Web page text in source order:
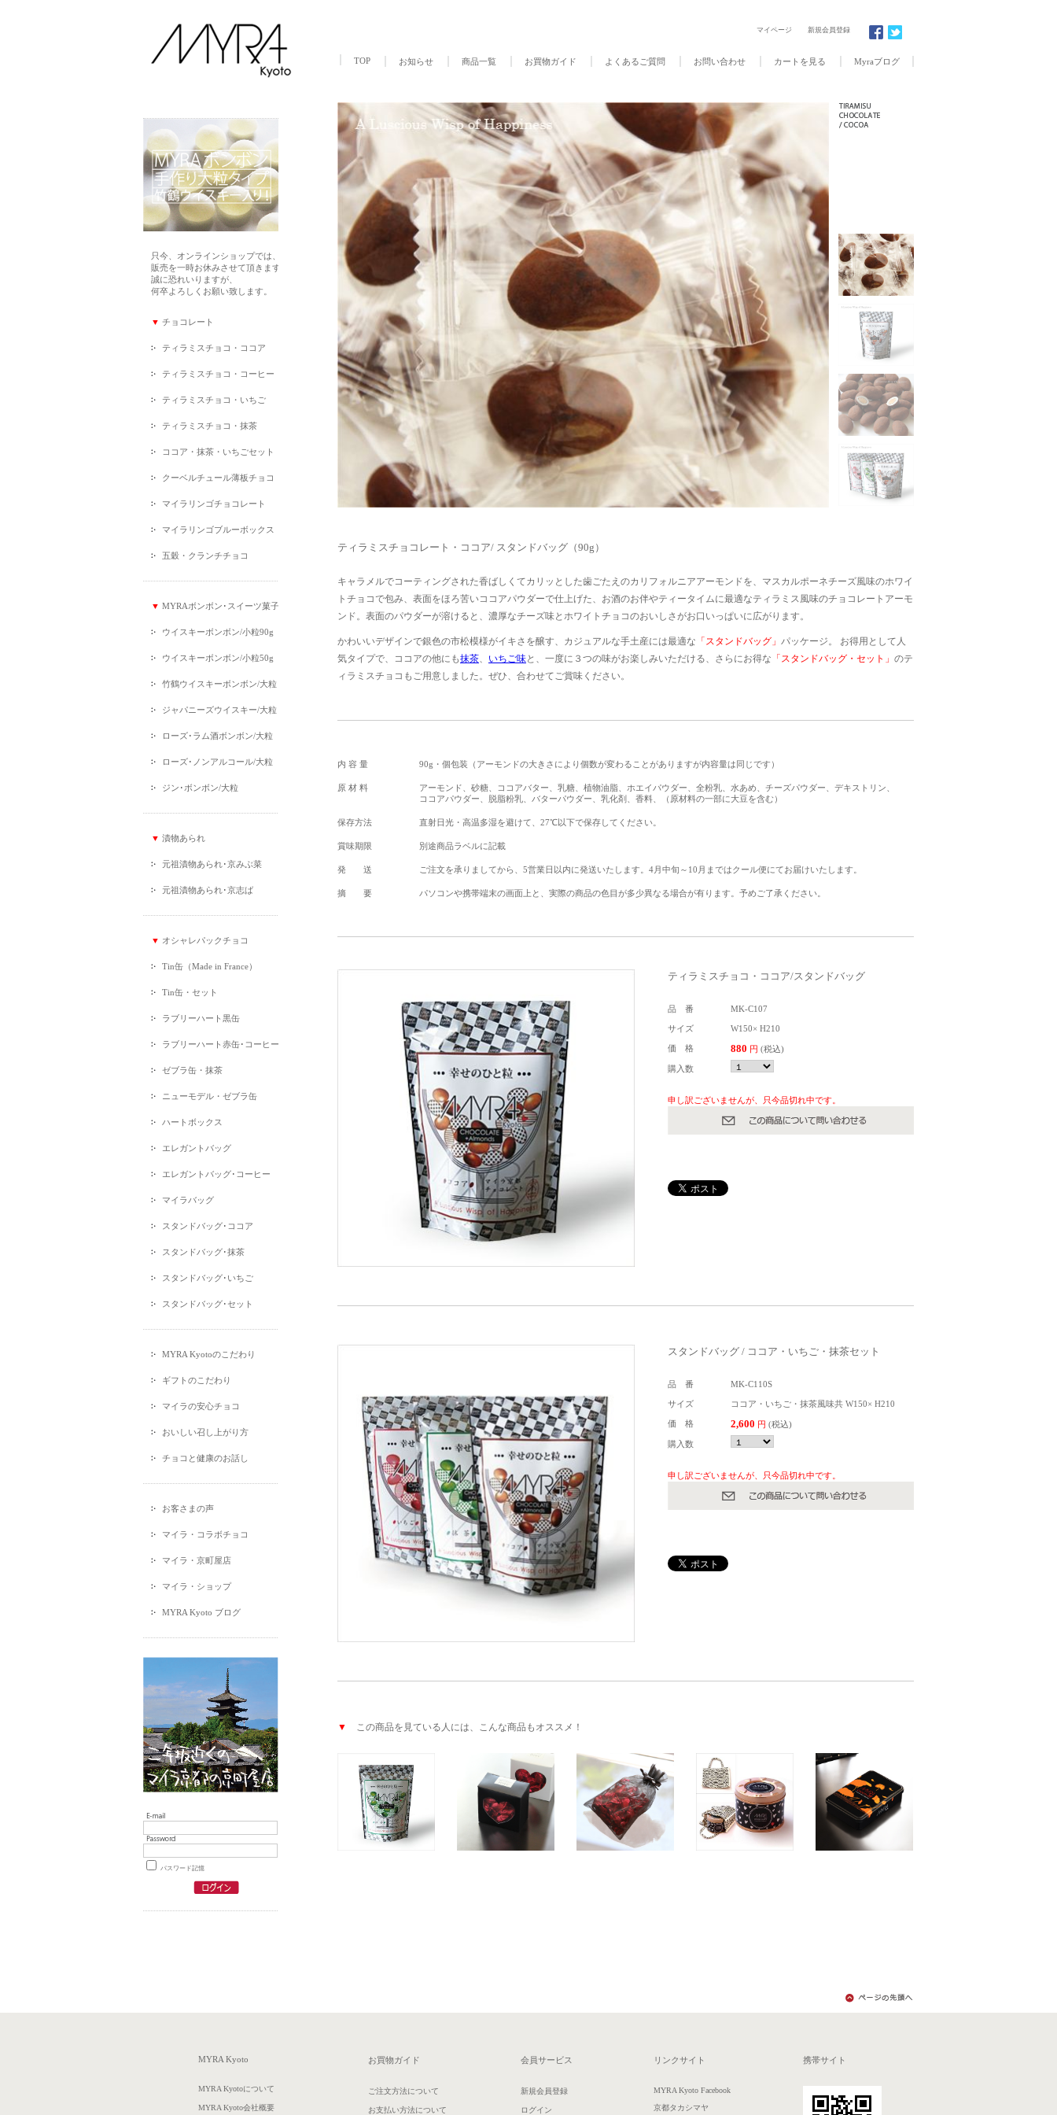
マイページ 新規会員登録
TOP お知らせ 商品一覧 お買物ガイド よくあるご質問 お問い合わせ カートを見る Myraブログ
只今、オンラインショップでは、
販売を一時お休みさせて頂きます。
誠に恐れいりますが、
何卒よろしくお願い致します。
▼ チョコレート
ティラミスチョコ・ココア
ティラミスチョコ・コーヒー
ティラミスチョコ・いちご
ティラミスチョコ・抹茶
ココア・抹茶・いちごセット
クーベルチュール薄板チョコ
マイラリンゴチョコレート
マイラリンゴブルーボックス
五穀・クランチチョコ
▼ MYRAボンボン･スイーツ菓子
ウイスキーボンボン/小粒90g
ウイスキーボンボン/小粒50g
竹鶴ウイスキーボンボン/大粒
ジャパニーズウイスキー/大粒
ローズ･ラム酒ボンボン/大粒
ローズ･ノンアルコール/大粒
ジン･ボンボン/大粒
▼ 漬物あられ
元祖漬物あられ･京みぶ菜
元祖漬物あられ･京志ば
▼ オシャレパックチョコ
Tin缶（Made in France）
Tin缶・セット
ラブリーハート黒缶
ラブリーハート赤缶･コーヒー
ゼブラ缶・抹茶
ニューモデル・ゼブラ缶
ハートボックス
エレガントバッグ
エレガントバッグ･コーヒー
マイラバッグ
スタンドバッグ･ココア
スタンドバッグ･抹茶
スタンドバッグ･いちご
スタンドバッグ･セット
MYRA Kyotoのこだわり
ギフトのこだわり
マイラの安心チョコ
おいしい召し上がり方
チョコと健康のお話し
お客さまの声
マイラ・コラボチョコ
マイラ・京町屋店
マイラ・ショップ
MYRA Kyoto ブログ
パスワード記憶
ティラミスチョコレート・ココア/ スタンドバッグ（90g）
キャラメルでコーティングされた香ばしくてカリッとした歯ごたえのカリフォルニアアーモンドを、マスカルポーネチーズ風味のホワイ
トチョコで包み、表面をほろ苦いココアパウダーで仕上げた、お酒のお伴やティータイムに最適なティラミス風味のチョコレートアーモ
ンド。表面のパウダーが溶けると、濃厚なチーズ味とホワイトチョコのおいしさがお口いっぱいに広がります。
かわいいデザインで銀色の市松模様がイキさを醸す、カジュアルな手土産には最適な 「スタンドバッグ」 パッケージ。 お得用として人
気タイプで、ココアの他にも抹茶、 いちご味と、一度に３つの味がお楽しみいただける、さらにお得な 「スタンドバッグ・セット」 のテ
ィラミスチョコもご用意しました。ぜひ、合わせてご賞味ください。
内 容 量 90g・個包装（アーモンドの大きさにより個数が変わることがありますが内容量は同じです）
原 材 料
アーモンド、砂糖、ココアバター、乳糖、植物油脂、ホエイパウダー、全粉乳、水あめ、チーズパウダー、デキストリン、
ココアパウダー、脱脂粉乳、バターパウダー、乳化剤、香料、（原材料の一部に大豆を含む）
保存方法 直射日光・高温多湿を避けて、27℃以下で保存してください。
賞味期限 別途商品ラベルに記載
発 送 ご注文を承りましてから、5営業日以内に発送いたします。4月中旬～10月まではクール便にてお届けいたします。
摘 要 パソコンや携帯端末の画面上と、実際の商品の色目が多少異なる場合が有ります。予めご了承ください。
ティラミスチョコ・ココア/スタンドバッグ
品 番 MK-C107
サイズ W150× H210
価 格 880 円 (税込)
購入数
申し訳ございませんが、只今品切れ中です。
スタンドバッグ / ココア・いちご・抹茶セット
品 番 MK-C110S
サイズ ココア・いちご・抹茶風味共 W150× H210
価 格 2,600 円 (税込)
購入数
申し訳ございませんが、只今品切れ中です。
▼ この商品を見ている人には、こんな商品もオススメ！
MYRA Kyoto
MYRA Kyotoについて
MYRA Kyoto会社概要
お買物ガイド
ご注文方法について
お支払い方法について
会員サービス
新規会員登録
ログイン
リンクサイト
MYRA Kyoto Facebook
京都タカシマヤ
携帯サイト